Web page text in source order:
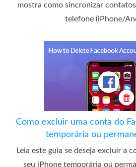
mostra como sincronizar
telefone (iPhone/
Como excluir uma conta do
temporária ou
Leia este guia se deseja excluir a
seu iPhone temporária ou